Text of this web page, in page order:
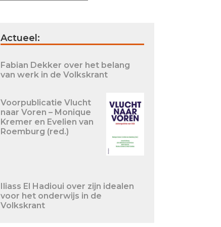
Actueel:
Fabian Dekker over het belang
van werk in de Volkskrant
Voorpublicatie Vlucht
naar Voren – Monique
Kremer en Evelien van
Roemburg (red.)
Iliass El Hadioui over zijn idealen
voor het onderwijs in de
Volkskrant